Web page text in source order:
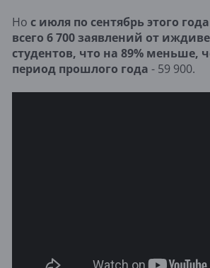
Но с июля по сентябрь этого
всего 6 700 заявлений от
студентов, что на 89% меньше,
период прошлого года - 59 900.